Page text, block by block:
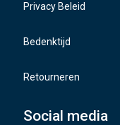
Privacy Beleid
Bedenktijd
Retourneren
Social media